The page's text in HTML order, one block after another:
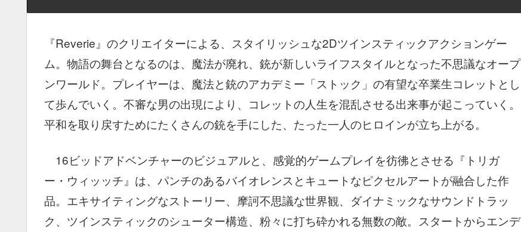
『Reverie』のクリエイターによる、スタイリッシュな2Dツインスティックアクションゲー
ム。物語の舞台となるのは、魔法が廃れ、銃が新しいライフスタイルとなった不思議なオープ
ンワールド。プレイヤーは、魔法と銃のアカデミー「ストック」の有望な卒業生コレットとし
て歩んでいく。不審な男の出現により、コレットの人生を混乱させる出来事が起こっていく。
平和を取り戻すためにたくさんの銃を手にした、たった一人のヒロインが立ち上がる。
16ビッドアドベンチャーのビジュアルと、感覚的ゲームプレイを彷彿とさせる『トリガ
ー・ウィッッチ』は、パンチのあるバイオレンスとキュートなピクセルアートが融合した作
品。エキサイティングなストーリー、摩訶不思議な世界観、ダイナミックなサウンドトラッ
ク、ツインスティックのシューター構造、粉々に打ち砕かれる無数の敵。スタートからエンデ